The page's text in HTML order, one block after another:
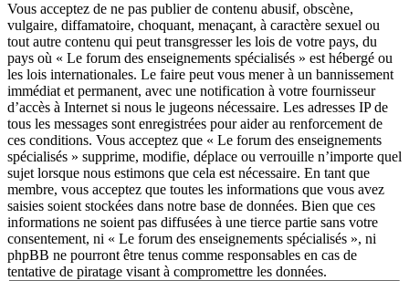
Vous acceptez de ne pas publier de contenu abusif, obscène,
vulgaire, diffamatoire, choquant, menaçant, à caractère sexuel ou
tout autre contenu qui peut transgresser les lois de votre pays, du
pays où « Le forum des enseignements spécialisés » est hébergé ou
les lois internationales. Le faire peut vous mener à un bannissement
immédiat et permanent, avec une notification à votre fournisseur
d’accès à Internet si nous le jugeons nécessaire. Les adresses IP de
tous les messages sont enregistrées pour aider au renforcement de
ces conditions. Vous acceptez que « Le forum des enseignements
spécialisés » supprime, modifie, déplace ou verrouille n’importe quel
sujet lorsque nous estimons que cela est nécessaire. En tant que
membre, vous acceptez que toutes les informations que vous avez
saisies soient stockées dans notre base de données. Bien que ces
informations ne soient pas diffusées à une tierce partie sans votre
consentement, ni « Le forum des enseignements spécialisés », ni
phpBB ne pourront être tenus comme responsables en cas de
tentative de piratage visant à compromettre les données.